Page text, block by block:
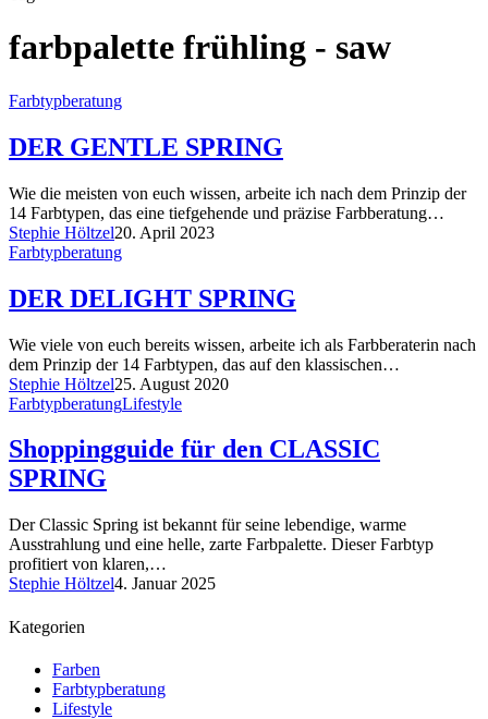
farbpalette frühling - saw
Farbtypberatung
DER GENTLE SPRING
Wie die meisten von euch wissen, arbeite ich nach dem Prinzip der
14 Farbtypen, das eine tiefgehende und präzise Farbberatung…
Stephie Höltzel20. April 2023
Farbtypberatung
DER DELIGHT SPRING
Wie viele von euch bereits wissen, arbeite ich als Farbberaterin nach
dem Prinzip der 14 Farbtypen, das auf den klassischen…
Stephie Höltzel25. August 2020
FarbtypberatungLifestyle
Shoppingguide für den CLASSIC
SPRING
Der Classic Spring ist bekannt für seine lebendige, warme
Ausstrahlung und eine helle, zarte Farbpalette. Dieser Farbtyp
profitiert von klaren,…
Stephie Höltzel4. Januar 2025
Kategorien
Farben
Farbtypberatung
Lifestyle